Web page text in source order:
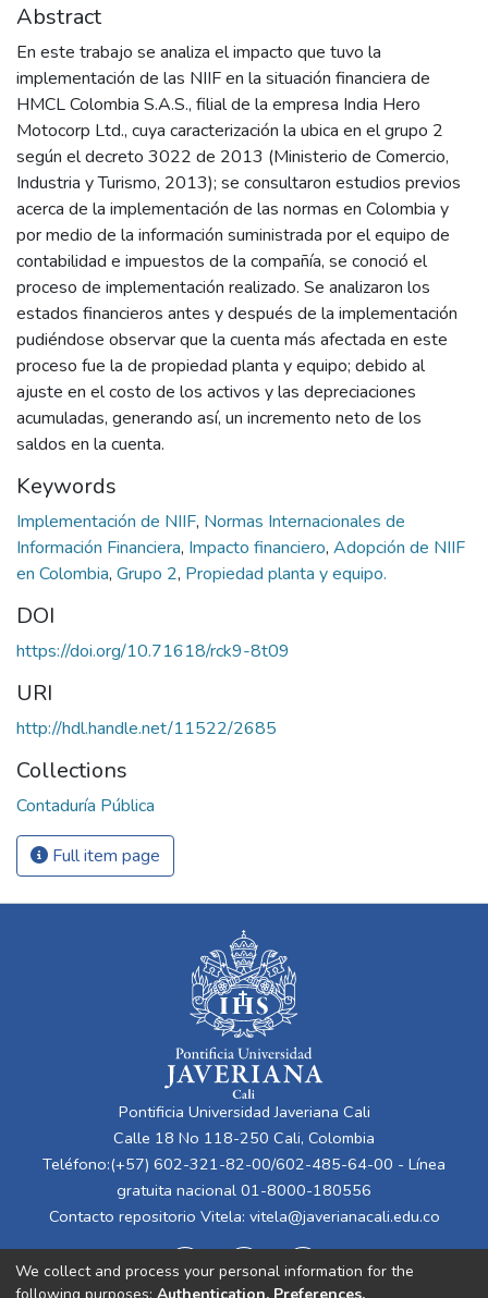
Abstract
En este trabajo se analiza el impacto que tuvo la
implementación de las NIIF en la situación financiera de
HMCL Colombia S.A.S., filial de la empresa India Hero
Motocorp Ltd., cuya caracterización la ubica en el grupo 2
según el decreto 3022 de 2013 (Ministerio de Comercio,
Industria y Turismo, 2013); se consultaron estudios previos
acerca de la implementación de las normas en Colombia y
por medio de la información suministrada por el equipo de
contabilidad e impuestos de la compañía, se conoció el
proceso de implementación realizado. Se analizaron los
estados financieros antes y después de la implementación
pudiéndose observar que la cuenta más afectada en este
proceso fue la de propiedad planta y equipo; debido al
ajuste en el costo de los activos y las depreciaciones
acumuladas, generando así, un incremento neto de los
saldos en la cuenta.
Keywords
Implementación de NIIF, Normas Internacionales de
Información Financiera, Impacto financiero, Adopción de NIIF
en Colombia, Grupo 2, Propiedad planta y equipo.
DOI
https://doi.org/10.71618/rck9-8t09
URI
http://hdl.handle.net/11522/2685
Collections
Contaduría Pública
Full item page
Pontificia Universidad Javeriana Cali
Calle 18 No 118-250 Cali, Colombia
Teléfono:(+57) 602-321-82-00/602-485-64-00 - Línea
gratuita nacional 01-8000-180556
Contacto repositorio Vitela: vitela@javerianacali.edu.co
We collect and process your personal information for the